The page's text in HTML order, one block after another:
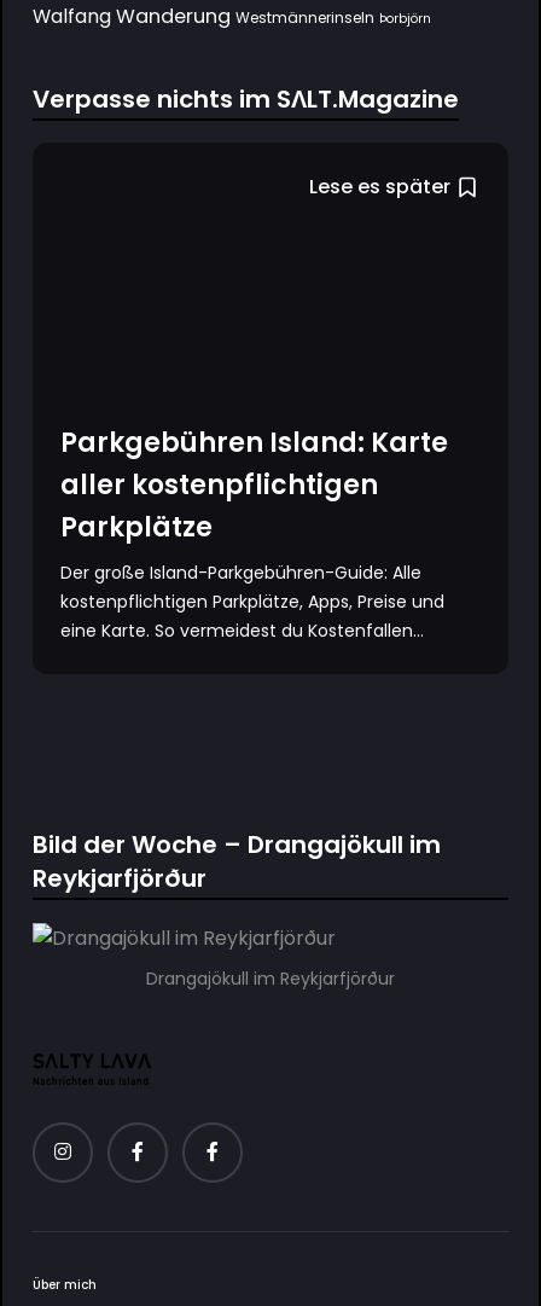
Walfang Wanderung Westmännerinseln Þorbjörn
Verpasse nichts im SΛLT.Magazine
Lese es später
Parkgebühren Island: Karte
aller kostenpflichtigen
Parkplätze
Der große Island-Parkgebühren-Guide: Alle
kostenpflichtigen Parkplätze, Apps, Preise und
eine Karte. So vermeidest du Kostenfallen...
Bild der Woche – Drangajökull im
Reykjarfjörður
Drangajökull im Reykjarfjörður
Über mich